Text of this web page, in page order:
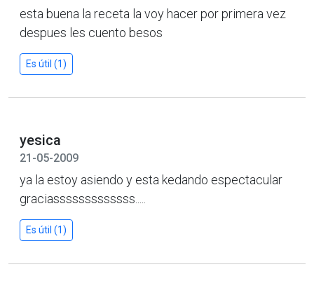
esta buena la receta la voy hacer por primera vez
despues les cuento besos
Es útil (1)
yesica
21-05-2009
ya la estoy asiendo y esta kedando espectacular
graciasssssssssssss.....
Es útil (1)